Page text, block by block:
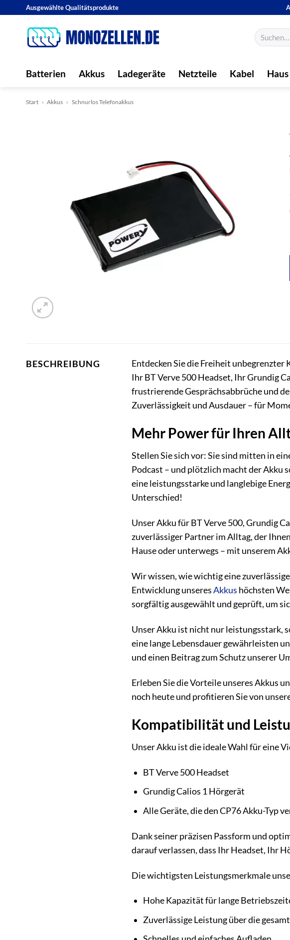
springen
Ausgewählte Qualitätsprodukte
Suchen
nach:
Batterien Akkus Ladegeräte Netzteile Kabel
Start » Akkus » Schnurlos Telefonakkus
BESCHREIBUNG
Entdecken Sie die Freiheit
Ihr BT Verve 500 Headset, Ihr Grundig
frustrierende Gesprächsabbrüche und
Zuverlässigkeit und Ausdauer – für
Mehr Power für Ihren
Stellen Sie sich vor: Sie sind mitten in
Podcast – und plötzlich macht der Akku
eine leistungsstarke und langlebige
Unterschied!
Unser Akku für BT Verve 500, Grundig
zuverlässiger Partner im Alltag, der
Hause oder unterwegs – mit unserem
Wir wissen, wie wichtig eine
Entwicklung unseresAkkus höchsten
sorgfältig ausgewählt und geprüft, um
Unser Akku ist nicht nur leistungsstark,
eine lange Lebensdauer gewährleisten
und einen Beitrag zum Schutz unserer
Erleben Sie die Vorteile unseres Akkus
noch heute und profitieren Sie von
Kompatibilität und
Unser Akku ist die ideale Wahl für eine
BT Verve 500 Headset
Grundig Calios 1 Hörgerät
Alle Geräte, die den CP76 Akku-Typ
Dank seiner präzisen Passform und
darauf verlassen, dass Ihr Headset, Ihr
Die wichtigsten Leistungsmerkmale
Hohe Kapazität für lange
Zuverlässige Leistung über die